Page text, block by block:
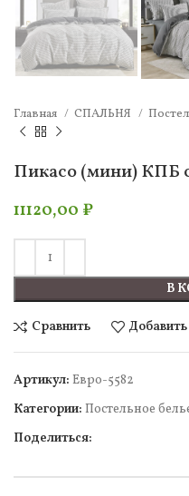
Главная СПАЛЬНЯ
Пикасо (мини) КПБ
11120,00 ₽
В
Сравнить
Артикул: Евро-5582
Категории: Постельное
Поделиться: